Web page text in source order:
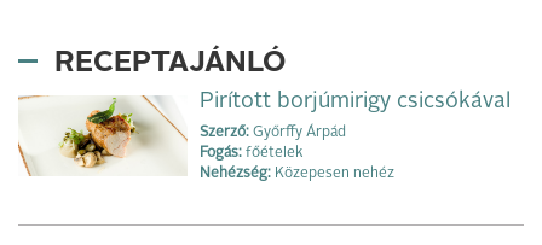
RECEPTAJÁNLÓ
Pirított borjúmirigy csicsókával
Szerző: Győrffy Árpád
Fogás: főételek
Nehézség: Közepesen nehéz